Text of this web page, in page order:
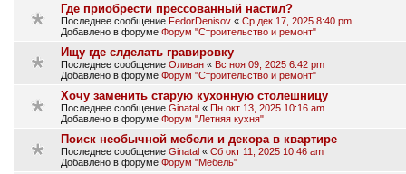
Где приобрести прессованный настил?
Последнее сообщение FedorDenisov « Ср дек 17, 2025 8:40 pm
Добавлено в форуме Форум "Строительство и ремонт"
Ищу где слделать гравировку
Последнее сообщение Оливан « Вс ноя 09, 2025 6:42 pm
Добавлено в форуме Форум "Строительство и ремонт"
Хочу заменить старую кухонную столешницу
Последнее сообщение Ginatal « Пн окт 13, 2025 10:16 am
Добавлено в форуме Форум "Летняя кухня"
Поиск необычной мебели и декора в квартире
Последнее сообщение Ginatal « Сб окт 11, 2025 10:46 am
Добавлено в форуме Форум "Мебель"